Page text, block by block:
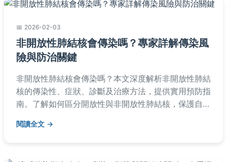
2026-02-03
非開放性肺結核會傳染嗎？專家詳解傳染風
險與防治關鍵
非開放性肺結核會傳染嗎？本文深度解析非開放性肺結
核的傳染性、症狀、診斷及治療方法，提供實用預防指
南。了解如何區分開放性與非開放性肺結核，保護自己
閱讀全文